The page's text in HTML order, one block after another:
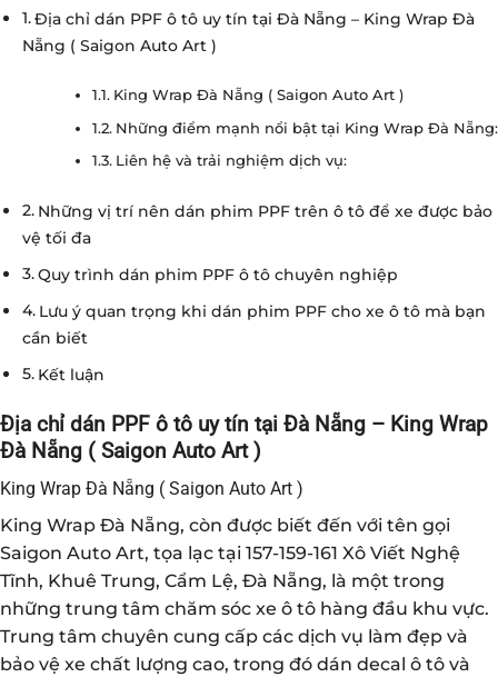
Địa chỉ dán PPF ô tô uy tín tại Đà Nẵng – King Wrap Đà
Nẵng ( Saigon Auto Art )
King Wrap Đà Nẵng ( Saigon Auto Art )
Những điểm mạnh nổi bật tại King Wrap Đà Nẵng:
Liên hệ và trải nghiệm dịch vụ:
Những vị trí nên dán phim PPF trên ô tô để xe được bảo
vệ tối đa
Quy trình dán phim PPF ô tô chuyên nghiệp
Lưu ý quan trọng khi dán phim PPF cho xe ô tô mà bạn
cần biết
Kết luận
Địa chỉ dán PPF ô tô uy tín tại Đà Nẵng – King Wrap
Đà Nẵng ( Saigon Auto Art )
King Wrap Đà Nẵng ( Saigon Auto Art )
King Wrap Đà Nẵng, còn được biết đến với tên gọi
Saigon Auto Art, tọa lạc tại 157-159-161 Xô Viết Nghệ
Tĩnh, Khuê Trung, Cẩm Lệ, Đà Nẵng, là một trong
những trung tâm chăm sóc xe ô tô hàng đầu khu vực.
Trung tâm chuyên cung cấp các dịch vụ làm đẹp và
bảo vệ xe chất lượng cao, trong đó dán decal ô tô và